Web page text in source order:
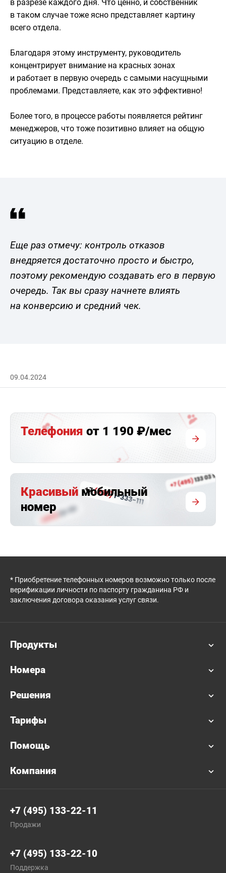
в разрезе каждого дня. Что ценно, и собственник
в таком случае тоже ясно представляет картину
всего отдела.
Благодаря этому инструменту, руководитель
концентрирует внимание на красных зонах
и работает в первую очередь с самыми насущными
проблемами. Представляете, как это эффективно!
Более того, в процессе работы появляется рейтинг
менеджеров, что тоже позитивно влияет на общую
ситуацию в отделе.
Еще раз отмечу: контроль отказов
внедряется достаточно просто и быстро,
поэтому рекомендую создавать его в первую
очередь. Так вы сразу начнете влиять
на конверсию и средний чек.
09.04.2024
Телефония от 1 190 ₽/мес
Красивый мобильный
номер
* Приобретение телефонных номеров возможно только после
верификации личности по паспорту гражданина РФ и
заключения договора оказания услуг связи.
Продукты
Номера
Решения
Тарифы
Помощь
Компания
+7 (495) 133-22-11
Продажи
+7 (495) 133-22-10
Поддержка